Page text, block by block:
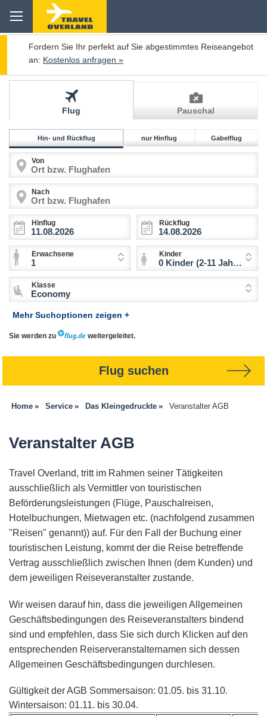
Fordern Sie Ihr perfekt auf Sie abgestimmtes Reiseangebot
an: Kostenlos anfragen »
Flug Pauschal
Hin- und Rückflug nur Hinflug Gabelflug
Von
Nach
Hinflug Rückflug
Erwachsene
1
Kinder
0 Kinder (2-11 Jahre)
Klasse
Economy
Mehr Suchoptionen zeigen +
Sie werden zu weitergeleitet.
Flug suchen
Home Service Das Kleingedruckte Veranstalter AGB
Veranstalter AGB
Travel Overland, tritt im Rahmen seiner Tätigkeiten
ausschließlich als Vermittler von touristischen
Beförderungsleistungen (Flüge, Pauschalreisen,
Hotelbuchungen, Mietwagen etc. (nachfolgend zusammen
"Reisen" genannt)) auf. Für den Fall der Buchung einer
touristischen Leistung, kommt der die Reise betreffende
Vertrag ausschließlich zwischen Ihnen (dem Kunden) und
dem jeweiligen Reiseveranstalter zustande.
Wir weisen darauf hin, dass die jeweiligen Allgemeinen
Geschäftsbedingungen des Reiseveranstalters bindend
sind und empfehlen, dass Sie sich durch Klicken auf den
entsprechenden Reiserveranstalternamen sich dessen
Allgemeinen Geschäftsbedingungen durchlesen.
Gültigkeit der AGB Sommersaison: 01.05. bis 31.10.
Wintersaison: 01.11. bis 30.04.